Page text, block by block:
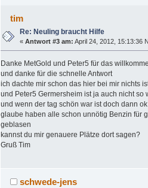
tim
Re: Neuling braucht Hilfe
«Antwort #3 am: April 24, 2012, 15:13:36
Danke MetGold und Peter5 für das
und danke für die schnelle Antwort
ich dachte mir schon das hier bei mir nichts
und Peter5 Germersheim ist ja auch nicht so
und wenn der tag schön war ist doch dann ok
glaube haben alle schon unnötig Benzin für
geblasen
kannst du mir genauere Plätze dort sagen?
Gruß Tim
schwede-jens